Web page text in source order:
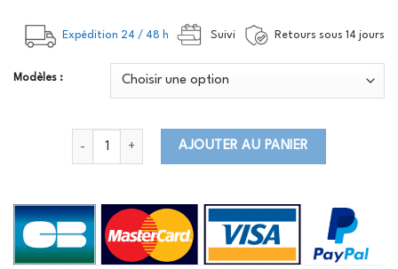
Expédition 24 / 48 h Suivi Retours sous 14 jours
Modèles :
quantité de Brosse à dent lumineuse
AJOUTER AU PANIER